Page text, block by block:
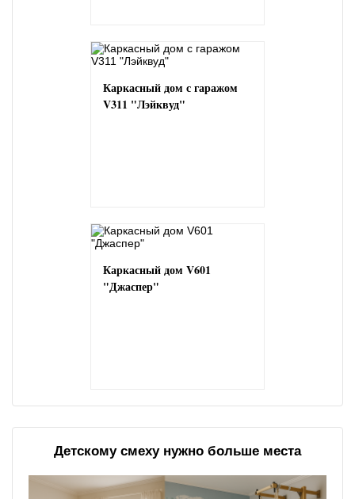
Каркасный дом с гаражом
V311 "Лэйквуд"
Каркасный дом V601
"Джаспер"
Детскому смеху нужно больше места